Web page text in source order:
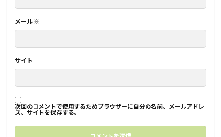
メール ※
サイト
次回のコメントで使用するためブラウザーに自分の名前、メールアドレ
ス、サイトを保存する。